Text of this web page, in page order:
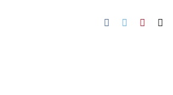
Facebook
TwitterPinterest